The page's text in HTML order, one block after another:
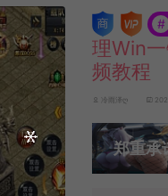
#
理Win
频教程
冷雨泽ღ
郑重承